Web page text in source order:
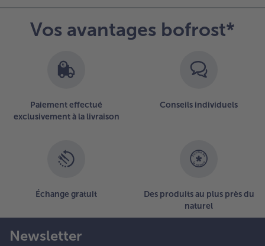
la
d’ensemble
articles
sur
Vos avantages bofrost*
Paiement effectué
exclusivement à la livraison
Conseils individuels
Échange gratuit
Des produits au plus près du
naturel
Newsletter